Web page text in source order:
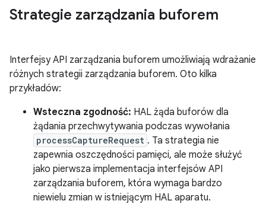
Strategie zarządzania buforem
Interfejsy API zarządzania buforem umożliwiają wdrażanie
różnych strategii zarządzania buforem. Oto kilka
przykładów:
Wsteczna zgodność: HAL żąda buforów dla
żądania przechwytywania podczas wywołania
processCaptureRequest . Ta strategia nie
zapewnia oszczędności pamięci, ale może służyć
jako pierwsza implementacja interfejsów API
zarządzania buforem, która wymaga bardzo
niewielu zmian w istniejącym HAL aparatu.